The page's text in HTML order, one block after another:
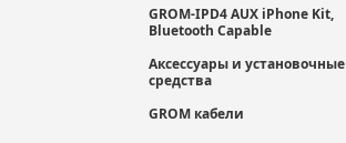
GROM-IPD4 AUX iPhone Kit,
Bluetooth Capable
Аксессуары и установочные
средства
GROM кабели